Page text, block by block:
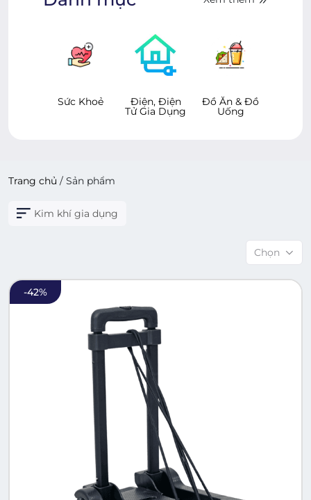
Điện, Điện Đồ Ăn & Đồ
Uống
Hàng Tiêu
Dùng
Trang chủ / Sản phẩm
Kim khí gia dụng
Chọn
-42%